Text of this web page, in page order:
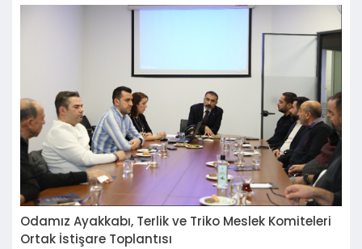
Odamız Ayakkabı, Terlik ve Triko Meslek Komiteleri
Ortak İstişare Toplantısı